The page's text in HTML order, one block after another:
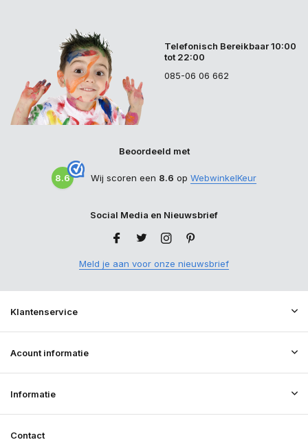
Telefonisch Bereikbaar 10:00
tot 22:00
085-06 06 662
Beoordeeld met
8.6 Wij scoren een 8.6 op WebwinkelKeur
Social Media en Nieuwsbrief
Meld je aan voor onze nieuwsbrief
Klantenservice
Acount informatie
Informatie
Contact